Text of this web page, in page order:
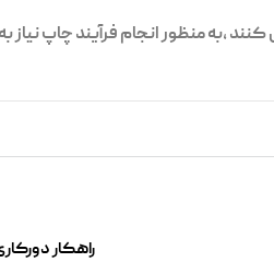
،به منظور انجام فرآیند چاپ نیاز
راهکار